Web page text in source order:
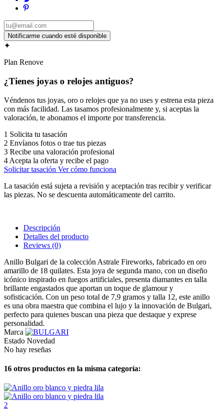
✦
Plan Renove
¿Tienes joyas o relojes antiguos?
Véndenos tus joyas, oro o relojes que ya no uses y estrena esta pieza
con más facilidad. Las tasamos profesionalmente y, si aceptas la
valoración, te abonamos el importe por transferencia.
1 Solicita tu tasación
2 Envíanos fotos o trae tus piezas
3 Recibe una valoración profesional
4 Acepta la oferta y recibe el pago
Solicitar tasación Ver cómo funciona
La tasación está sujeta a revisión y aceptación tras recibir y verificar
las piezas. No se descuenta automáticamente del carrito.
Descripción
Detalles del producto
Reviews (0)
Anillo Bulgari de la colección Astrale Fireworks, fabricado en oro
amarillo de 18 quilates. Esta joya de segunda mano, con un diseño
icónico inspirado en fuegos artificiales, presenta diamantes en talla
brillante engastados que aportan un toque de glamour y
sofisticación. Con un peso total de 7,9 gramos y talla 12, este anillo
es una obra maestra que combina el lujo y la innovación de Bulgari,
perfecto para quienes buscan una pieza que destaque y exprese
personalidad.
Marca
Estado Novedad
No hay reseñas
16 otros productos en la misma categoría: